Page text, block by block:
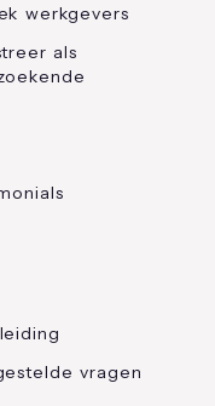
werkgevers
als
vragen